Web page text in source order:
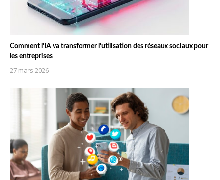
Comment l’IA va transformer l’utilisation des réseaux sociaux pour
les entreprises
27 mars 2026